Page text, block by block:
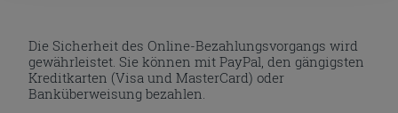
Die Sicherheit des Online-Bezahlungsvorgangs wird
gewährleistet. Sie können mit PayPal, den gängigsten
Kreditkarten (Visa und MasterCard) oder
Banküberweisung bezahlen.